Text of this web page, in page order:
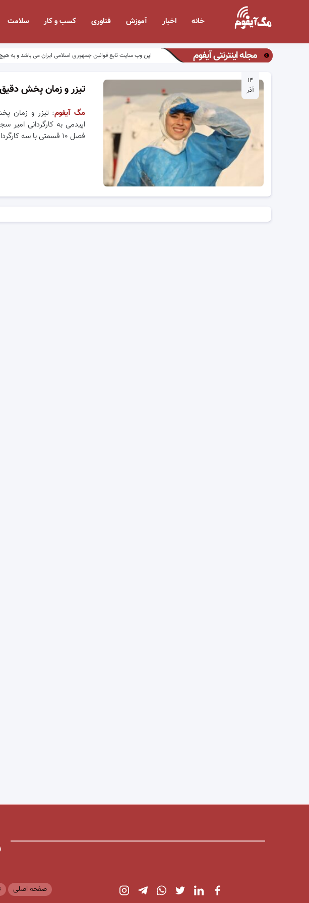
خانه اخبار آموزش فناوری کسب و کار سلامت
مجله اینترنتی آیفوم این وب سایت تابع قوانین جمهوری اسلامی ایران می باشد و به
۱۴
آذر
تیزر و زمان پخش دقیق
مگ آیفوم: تیزر و زمان
فصل ۱۰ قسمتی با سه کارگردان متفاوت تولید شده است.
صفحه اصلی